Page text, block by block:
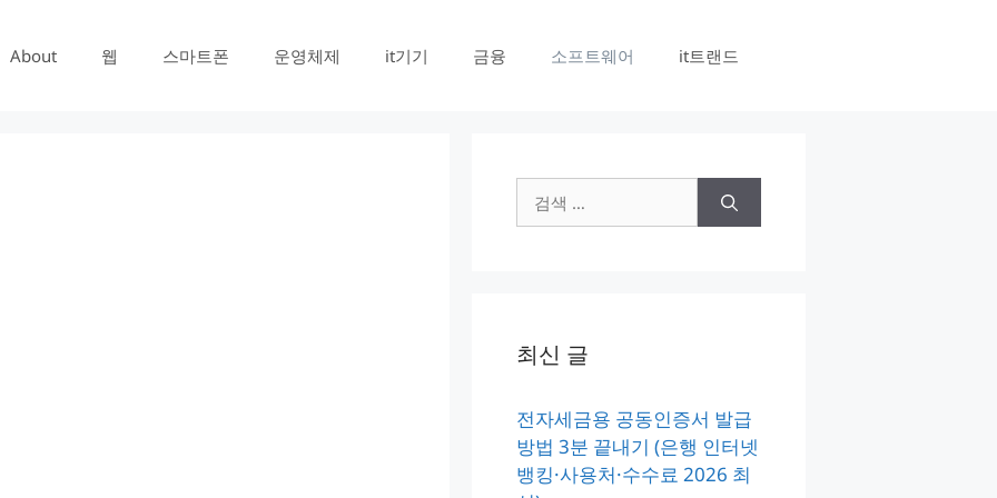
About 웹 스마트폰 운영체제 it기기 금융 소프트웨어 it트랜드
색:
최신 글
전자세금용 공동인증서 발급
방법 3분 끝내기 (은행 인터넷
뱅킹·사용처·수수료 2026 최